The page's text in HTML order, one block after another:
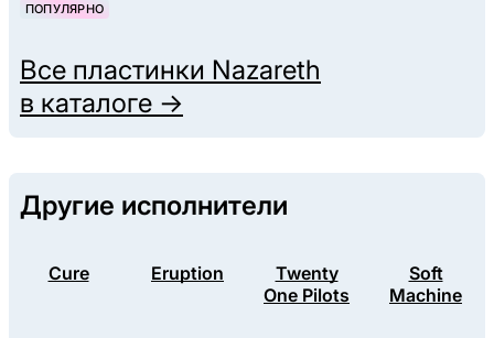
ПОПУЛЯРНО
Все пластинки Nazareth
в каталоге →
Другие исполнители
Cure Eruption
Twenty
One Pilots
Soft
Machine